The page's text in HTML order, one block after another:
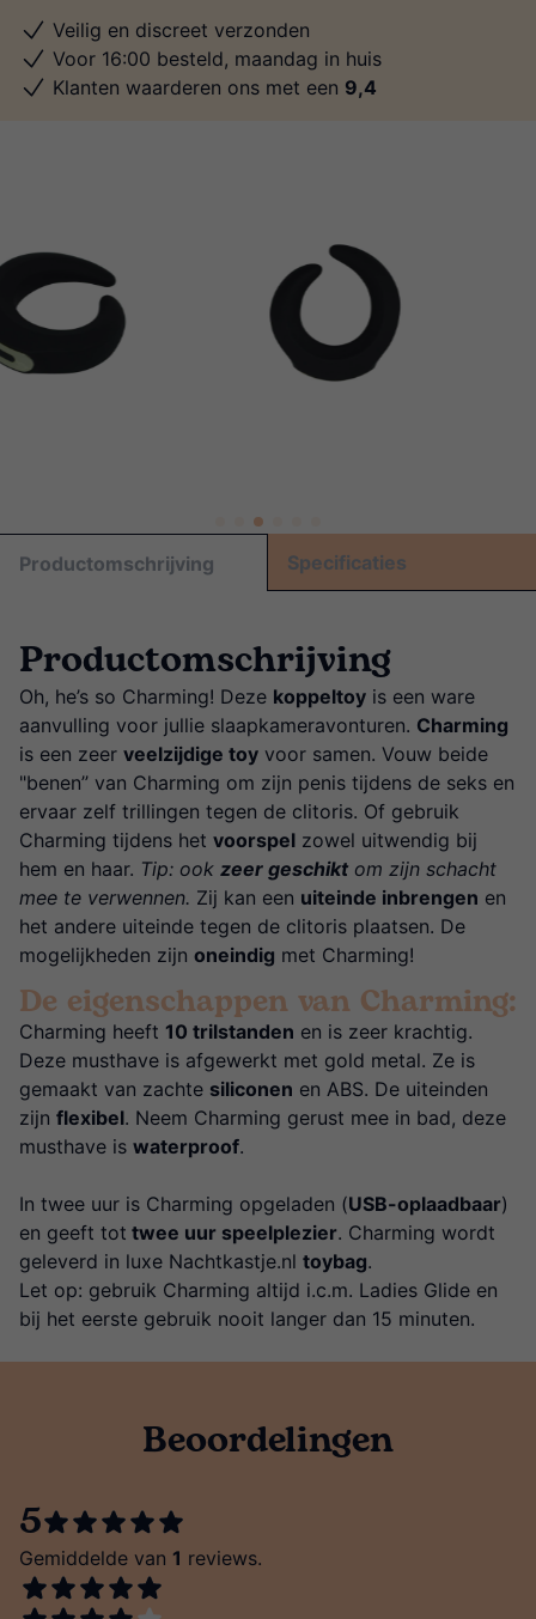
Veilig en discreet verzonden
Voor 16:00 besteld, maandag in huis
Klanten waarderen ons met een 9,4
Productomschrijving Specificaties
Productomschrijving
Oh, he’s so Charming! Deze koppeltoy is een ware
aanvulling voor jullie slaapkameravonturen. Charming
is een zeer veelzijdige toy voor samen. Vouw beide
"benen’’ van Charming om zijn penis tijdens de seks en
ervaar zelf trillingen tegen de clitoris. Of gebruik
Charming tijdens het voorspel zowel uitwendig bij
hem en haar. Tip: ook zeer geschikt om zijn schacht
mee te verwennen. Zij kan een uiteinde inbrengen en
het andere uiteinde tegen de clitoris plaatsen. De
mogelijkheden zijn oneindig met Charming!
De eigenschappen van Charming:
Charming heeft 10 trilstanden en is zeer krachtig.
Deze musthave is afgewerkt met gold metal. Ze is
gemaakt van zachte siliconen en ABS. De uiteinden
zijn flexibel. Neem Charming gerust mee in bad, deze
musthave is waterproof.
In twee uur is Charming opgeladen (USB-oplaadbaar)
en geeft tot twee uur speelplezier. Charming wordt
geleverd in luxe Nachtkastje.nl toybag.
Let op: gebruik Charming altijd i.c.m. Ladies Glide en
bij het eerste gebruik nooit langer dan 15 minuten.
Beoordelingen
5
Gemiddelde van 1 reviews.